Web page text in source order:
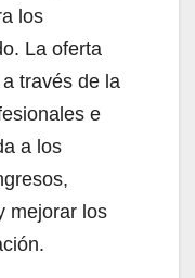
los
La oferta
través de la
e
a los
mejorar los